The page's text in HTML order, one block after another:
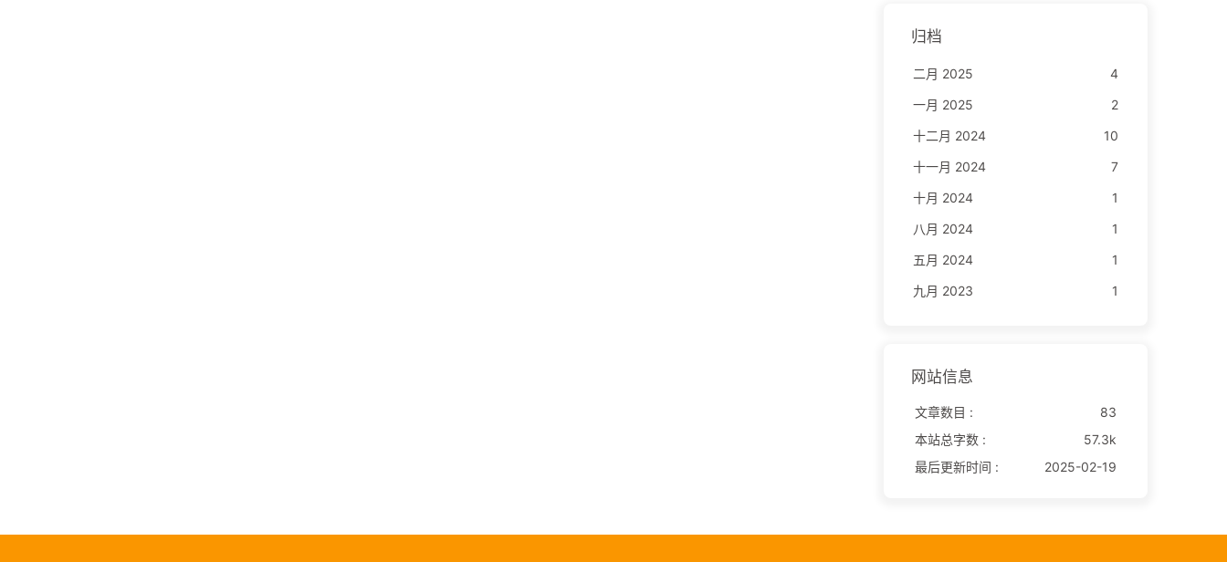
归档
二月 2025
4
一月 2025
2
十二月 2024
10
十一月 2024
7
十月 2024
1
八月 2024
1
五月 2024
1
九月 2023
1
网站信息
文章数目 :
83
本站总字数 :
57.3k
最后更新时间 :
2025-02-19